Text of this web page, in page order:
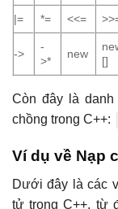
|= *= <<=
->
-
>*
new
[]
Còn đây là
chồng trong C++:
Ví dụ về Nạp
Dưới đây là các
tử trong C++, từ